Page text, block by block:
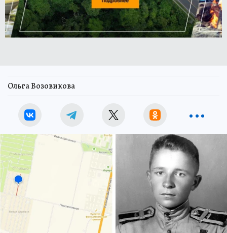
Ольга Возовикова